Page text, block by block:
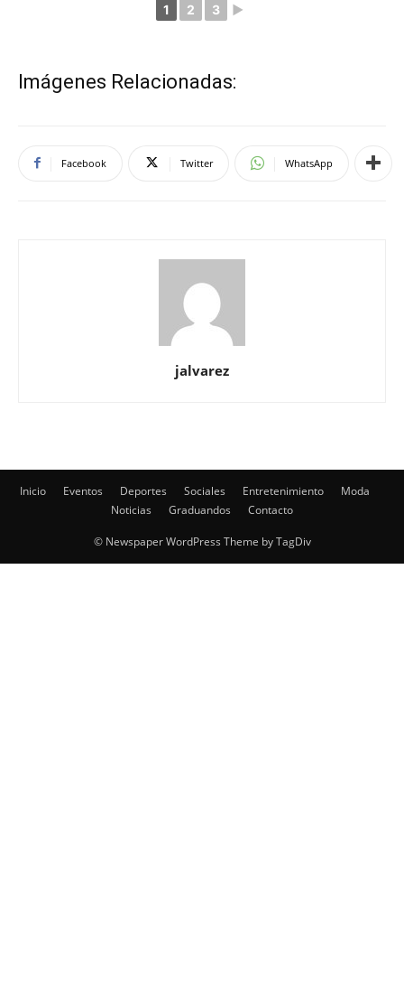
1 2 3 ►
Imágenes Relacionadas:
Facebook Twitter WhatsApp
jalvarez
Inicio Eventos Deportes Sociales Entretenimiento
Moda
Noticias
Graduandos Contacto
© Newspaper WordPress Theme by TagDiv